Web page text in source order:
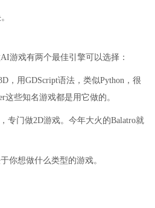
游戏有两个最佳引擎可以选择：
，用GDScript语法，类似Python，很
这些知名游戏都是用它做的。
专门做2D游戏。今年大火的Balatro就
你想做什么类型的游戏。